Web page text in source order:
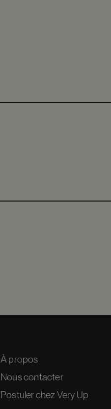
À propos
Nous contacter
Postuler chez Very Up